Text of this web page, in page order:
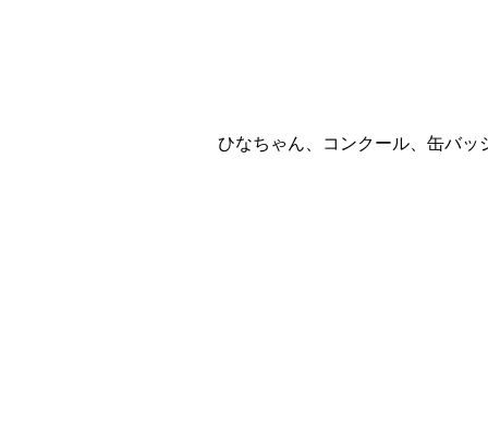
ひなちゃん、コンクール、缶バッ